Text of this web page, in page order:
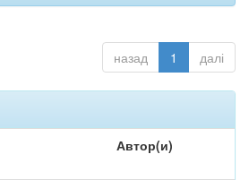
назад 1 далі
Автор(и)